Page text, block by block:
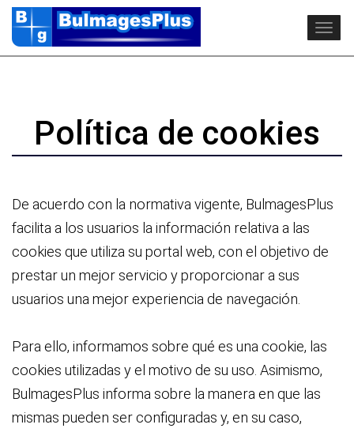
Política de cookies
De acuerdo con la normativa vigente, BulmagesPlus
facilita a los usuarios la información relativa a las
cookies que utiliza su portal web, con el objetivo de
prestar un mejor servicio y proporcionar a sus
usuarios una mejor experiencia de navegación.
Para ello, informamos sobre qué es una cookie, las
cookies utilizadas y el motivo de su uso. Asimismo,
BulmagesPlus informa sobre la manera en que las
mismas pueden ser configuradas y, en su caso,